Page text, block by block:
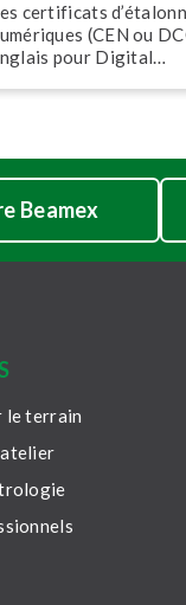
certificats
(CEN ou
pour Digital
et l’efficacité.
Beamex
le terrain